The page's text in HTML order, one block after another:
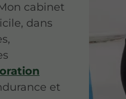
cabinet
dans
et